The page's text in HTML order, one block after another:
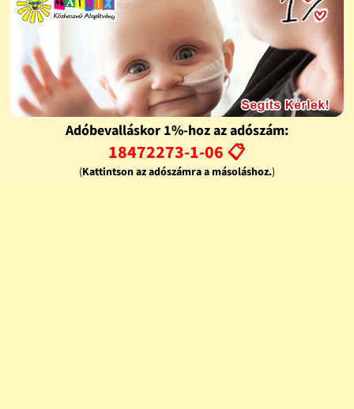
Adóbevalláskor 1%-hoz az adószám:
18472273-1-06 📋
(Kattintson az adószámra a másoláshoz.)